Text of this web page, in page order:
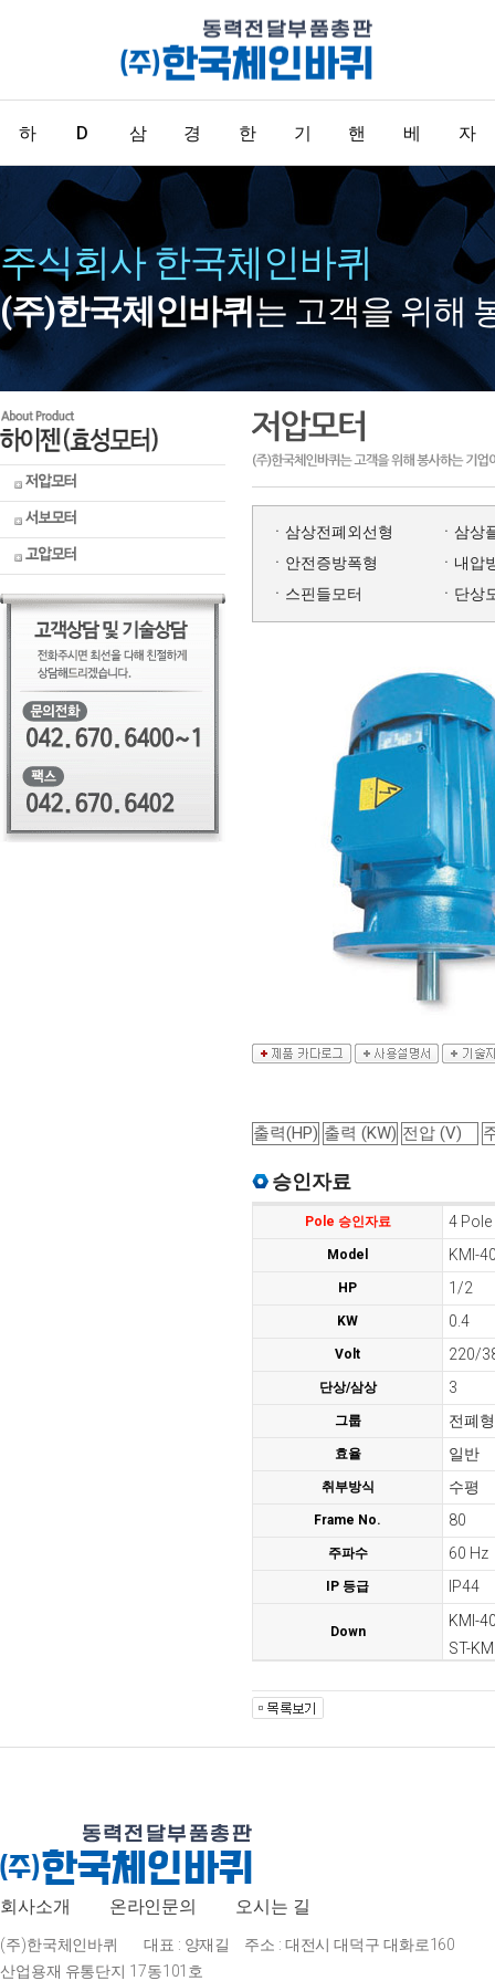
하
젠
(
효
성
모
터
저압모
서보모
터
고압모
D
M(
소
형
모
터
)
기법
인덕션
모터
리버서
브레이
크모터
클러치
브레이
크모터
2극모
터
토크모
스피드
콘트롤
모터
스피드
콘트롤
러
헬리크
로스감
속기
삼
양
감
속
기
모터
중실축
윔감속
기
멀티맥
스윔감
속기
윔감속
하이포
맥스
기어박
스
EL권상
기
달요소
도면자
경
창
캐
스
터
경하중
중하중
용
고하중
다용도
용
후드마
스터
한
체
인
체인
콘베어
체인
기
어
/
카
프
링
카프링
핸
/
손
잡
이
류
핸들/손
잡이류
베
베어링
자
동
화
시
스
템
빅이어
LM가이
드
스피드
가이드
SERO
볼스크
크류
주식회사 한국체인바퀴
(주)한국체인바퀴는 고객을 위해
ㆍ 삼상전폐외선형 ㆍ 삼상
ㆍ 안전증방폭형 ㆍ 내압
ㆍ 스핀들모터 ㆍ 단상
승인자료
Pole 승인자료 4 Pole
Model KMI-
HP 1/2
KW 0.4
Volt 220/
단상/삼상 3
그룹 전폐형
효율 일반
취부방식 수평
Frame No. 80
주파수 60 Hz
IP 등급 IP44
Down
KMI-
ST-
회사소개 온라인문의 오시는 길
(주)한국체인바퀴 대표 : 양재길
주소 : 대전시 대덕구 대화로160
산업용재 유통단지 17동101호